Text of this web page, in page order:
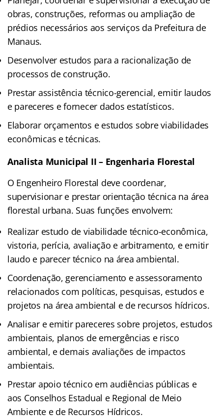
obras, construções, reformas ou ampliação de
prédios necessários aos serviços da Prefeitura de
Manaus.
Desenvolver estudos para a racionalização de
processos de construção.
Prestar assistência técnico-gerencial, emitir laudos
e pareceres e fornecer dados estatísticos.
Elaborar orçamentos e estudos sobre viabilidades
econômicas e técnicas.
Analista Municipal II – Engenharia Florestal
O Engenheiro Florestal deve coordenar,
supervisionar e prestar orientação técnica na área
florestal urbana. Suas funções envolvem:
Realizar estudo de viabilidade técnico-econômica,
vistoria, perícia, avaliação e arbitramento, e emitir
laudo e parecer técnico na área ambiental.
Coordenação, gerenciamento e assessoramento
relacionados com políticas, pesquisas, estudos e
projetos na área ambiental e de recursos hídricos.
Analisar e emitir pareceres sobre projetos, estudos
ambientais, planos de emergências e risco
ambiental, e demais avaliações de impactos
ambientais.
Prestar apoio técnico em audiências públicas e
aos Conselhos Estadual e Regional de Meio
Ambiente e de Recursos Hídricos.